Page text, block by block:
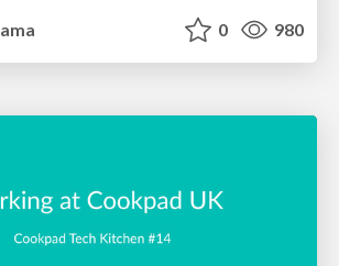
0 980